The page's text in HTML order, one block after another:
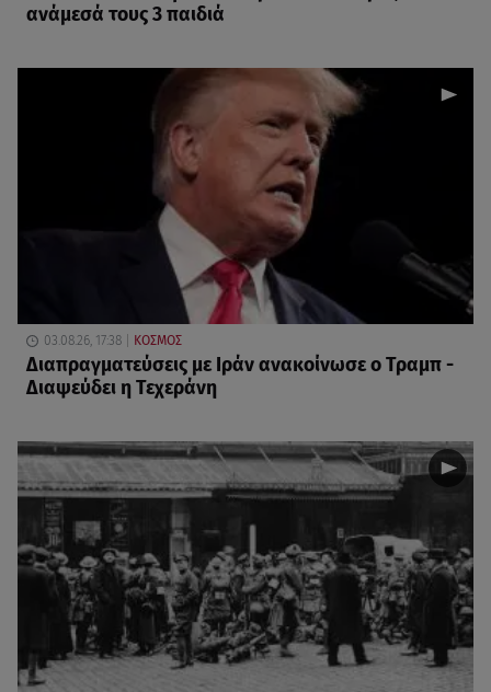
ανάμεσά τους 3 παιδιά
03.08.26, 17:38 ΚΟΣΜΟΣ
Διαπραγματεύσεις με Ιράν ανακοίνωσε ο Τραμπ -
Διαψεύδει η Τεχεράνη